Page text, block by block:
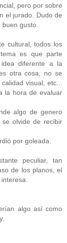
pero por sobre
el jurado. Dudo de
gusto.
cultural, todos los
es que parte
diferente a la
otra cosa, no se
visual, etc...
la hora de evaluar
algo de genero
olvide de recibir
por goleada.
peculiar, tan
de los planos, el
algo así como